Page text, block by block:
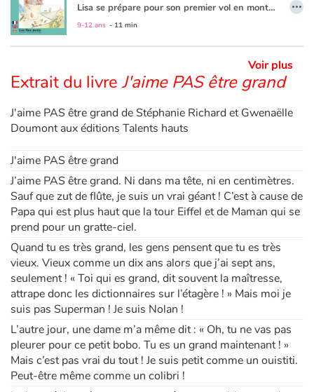
Lisa se prépare pour son premier vol en montgolfière avec son père. Oscillant entre excitation et peur des trous d’air, Lisa observe la terre vue du ciel et notamment tous les sportifs qui s’adonnent à leurs activités de plein air favorites en ce jour radieux.
Le texte est en français et en anglais.
9-12 ans - 11 min
Voir plus
Extrait du livre J'aime PAS être grand
J'aime PAS être grand de Stéphanie Richard et Gwenaëlle
Doumont aux éditions Talents hauts
J'aime PAS être grand
J’aime PAS être grand. Ni dans ma tête, ni en centimètres.
Sauf que zut de flûte, je suis un vrai géant ! C’est à cause de
Papa qui est plus haut que la tour Eiffel et de Maman qui se
prend pour un gratte-ciel.
Quand tu es très grand, les gens pensent que tu es très
vieux. Vieux comme un dix ans alors que j’ai sept ans,
seulement ! « Toi qui es grand, dit souvent la maîtresse,
attrape donc les dictionnaires sur l’étagère ! » Mais moi je
suis pas Superman ! Je suis Nolan !
L’autre jour, une dame m’a même dit : « Oh, tu ne vas pas
pleurer pour ce petit bobo. Tu es un grand maintenant ! »
Mais c’est pas vrai du tout ! Je suis petit comme un ouistiti.
Peut-être même comme un colibri !